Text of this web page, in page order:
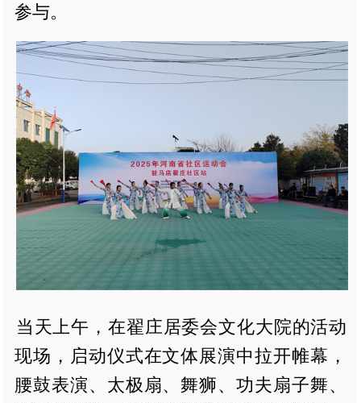
参与。
当天上午，在翟庄居委会文化大院的活动
现场，启动仪式在文体展演中拉开帷幕，
腰鼓表演、太极扇、舞狮、功夫扇子舞、